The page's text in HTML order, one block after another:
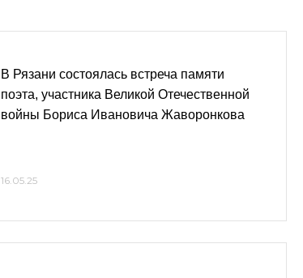
В Рязани состоялась встреча памяти
поэта, участника Великой Отечественной
войны Бориса Ивановича Жаворонкова
16.05.25